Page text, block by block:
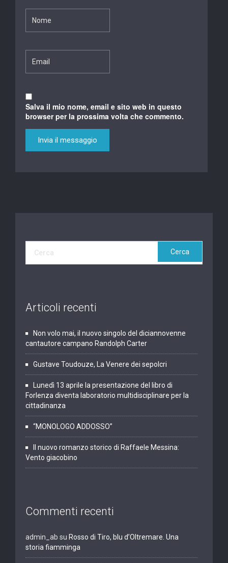
Salva il mio nome, email e sito web in questo
browser per la prossima volta che commento.
Articoli recenti
Non volo mai, il nuovo singolo del diciannovenne
cantautore campano Randolph Carter
Gustave Toudouze, La Venere dei sepolcri
Lunedì 13 aprile la presentazione del libro di
Forlenza diventa laboratorio multidisciplinare per la
cittadinanza
“MONOLOGO ADDOSSO”
Il nuovo romanzo storico di Raffaele Messina:
Vento giacobino
Commenti recenti
admin_ab su Rosso di Tiro, blu d’Oltremare. Una
storia fiamminga